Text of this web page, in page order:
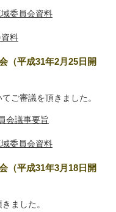
委員会資料
料
（平成31年2月25日開
ご審議を頂きました。
会議事要旨
委員会資料
（平成31年3月18日開
ました。